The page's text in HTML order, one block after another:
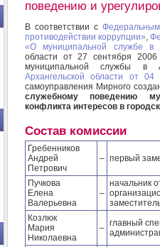
поведению и
В соответствии с
противодействии коррупции»,
«О муниципальной службе в
области от 27 сентября
муниципальной службы в
Архангельской области от
самоуправления Мирного
служебному поведению
конфликта интересов в
Состав комиссии
Гребенников
Андрей
Петрович
– первый
Пучкова
Елена
Валерьевна
–
начальник
Козлюк
Мария
Николаевна
– главный